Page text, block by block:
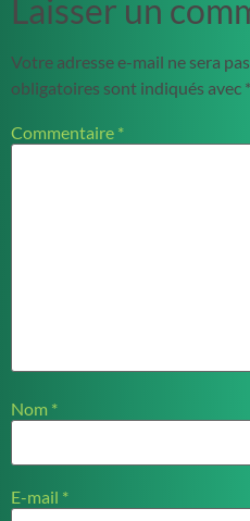
Laisser un
Votre adresse e-mail ne sera
obligatoires sont indiqués avec *
Commentaire *
Nom *
E-mail *